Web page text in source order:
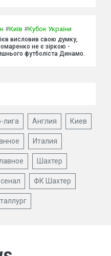
#Київ #Кубок України
висловив свою думку,
не є зіркою -
футболіста Динамо.
лига Англия Киев
Италия
Шахтер
ФК Шахтер